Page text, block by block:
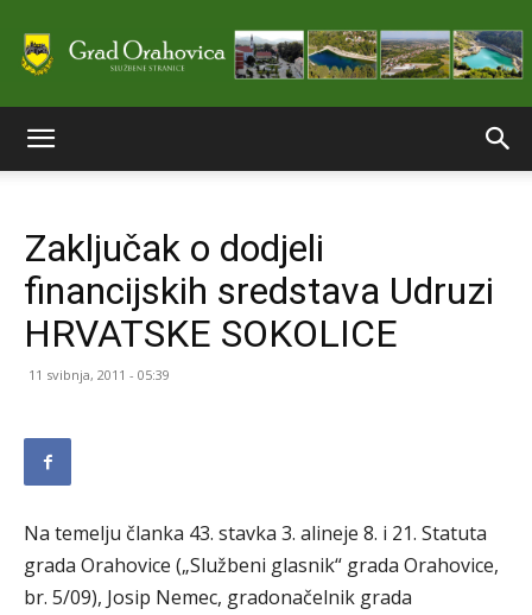
stranice
Grada
Zaključak o dodjeli
financijskih sredstava Udruzi
HRVATSKE SOKOLICE
11 svibnja, 2011 - 05:39
Na temelju članka 43. stavka 3. alineje 8. i 21. Statuta
grada Orahovice („Službeni glasnik“ grada Orahovice,
br. 5/09), Josip Nemec, gradonačelnik grada